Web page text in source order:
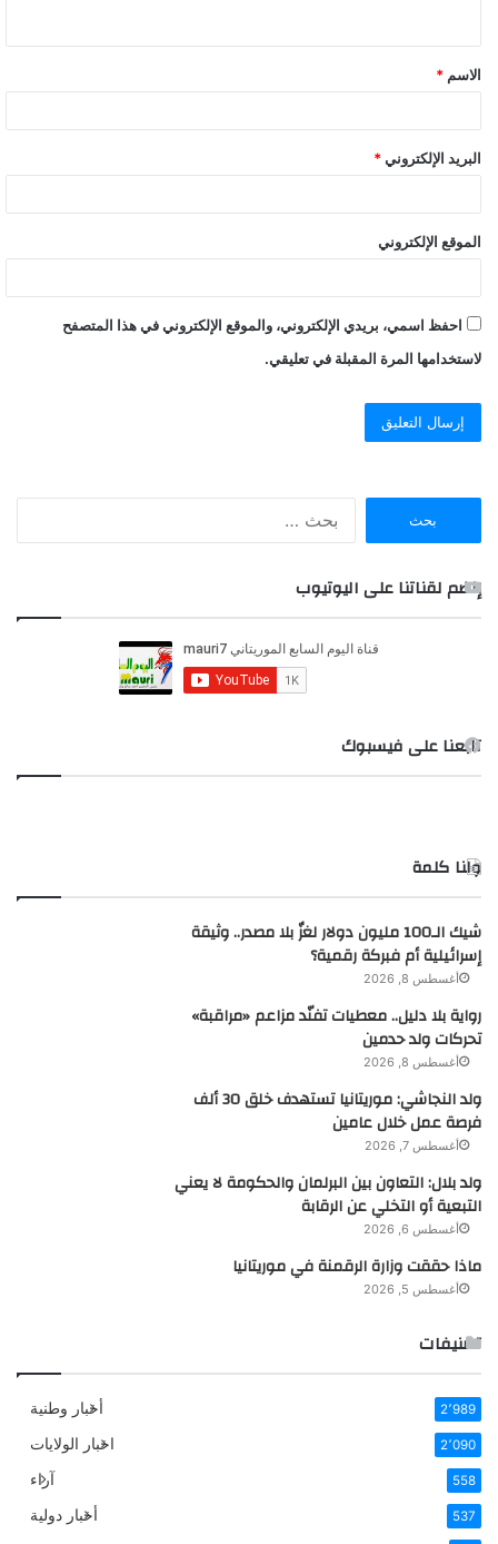
ق
*
الاسم *
البريد الإلكتروني *
الموقع الإلكتروني
احفظ اسمي، بريدي الإلكتروني، والموقع الإلكتروني في هذا المتصفح
لاستخدامها المرة المقبلة في تعليقي.
ح
ث
ن
إنضم لقناتنا على اليوتيوب
تابعنا على فيسبوك
ولنا كلمة
شيك الـ100 مليون دولار لغزٌ بلا مصدر.. وثيقة
إسرائيلية أم فبركة رقمية؟
أغسطس 8, 2026
رواية بلا دليل.. معطيات تفنّد مزاعم «مراقبة»
تحركات ولد حدمين
أغسطس 8, 2026
ولد النجاشي: موريتانيا تستهدف خلق 30 ألف
فرصة عمل خلال عامين
أغسطس 7, 2026
ولد بلال: التعاون بين البرلمان والحكومة لا يعني
التبعية أو التخلي عن الرقابة
أغسطس 6, 2026
ماذا حققت وزارة الرقمنة في موريتانيا
أغسطس 5, 2026
تصنيفات
أخبار وطنية 2٬989
اخبار الولايات 2٬090
آراء 558
أخبار دولية 537